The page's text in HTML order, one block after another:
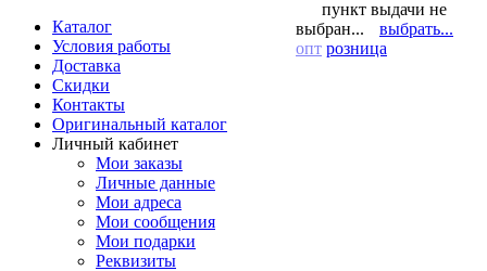
Каталог
Условия работы
Доставка
Скидки
Контакты
Оригинальный каталог
Личный кабинет
Мои заказы
Личные данные
Мои адреса
Мои сообщения
Мои подарки
Реквизиты
пункт выдачи не
выбран...
выбрать...
опт розница